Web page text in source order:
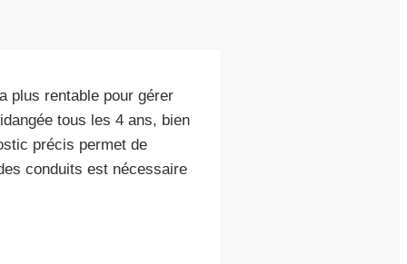
plus rentable pour gérer
tous les 4 ans, bien
précis permet de
conduits est nécessaire